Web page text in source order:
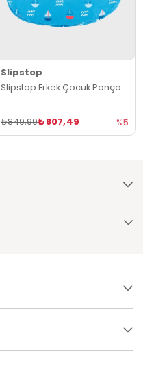
Slipstop
Slipstop Erkek Çocuk Panço
₺807,49
₺849,99 %5